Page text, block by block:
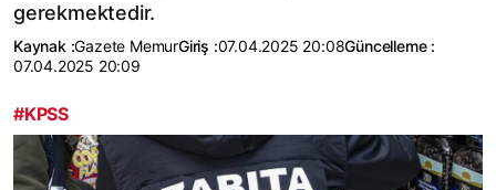
gerekmektedir.
Kaynak :Gazete MemurGiriş :07.04.2025 20:08Güncelleme :
07.04.2025 20:09
#KPSS